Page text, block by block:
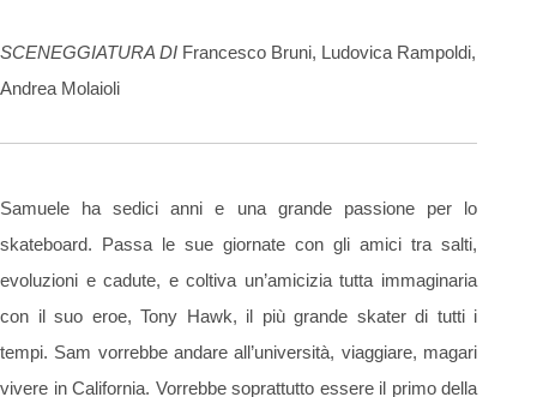
SCENEGGIATURA DI Francesco Bruni, Ludovica Rampoldi,
Andrea Molaioli
Samuele ha sedici anni e una grande passione per lo
skateboard. Passa le sue giornate con gli amici tra salti,
evoluzioni e cadute, e coltiva un’amicizia tutta immaginaria
con il suo eroe, Tony Hawk, il più grande skater di tutti i
tempi. Sam vorrebbe andare all’università, viaggiare, magari
vivere in California. Vorrebbe soprattutto essere il primo della